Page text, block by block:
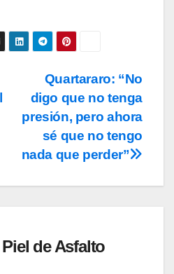
Quartararo: “No
digo que no tenga
presión, pero ahora
sé que no tengo
nada que perder”
Piel de Asfalto